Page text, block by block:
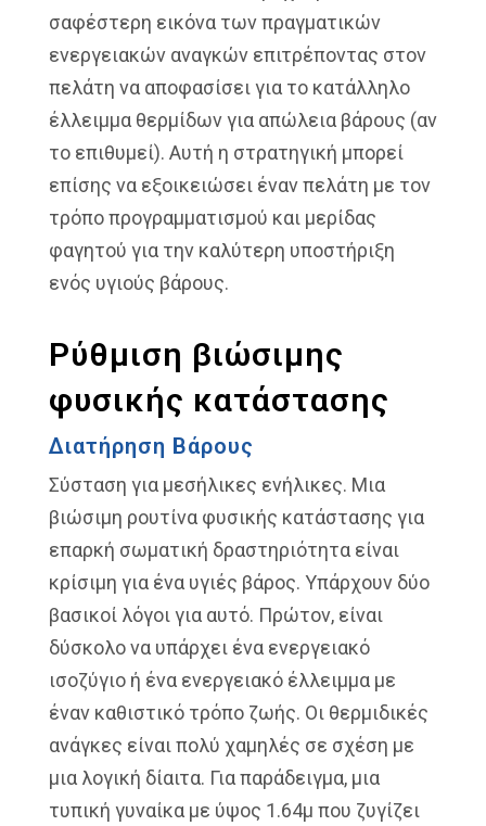
σαφέστερη εικόνα των πραγματικών
ενεργειακών αναγκών επιτρέποντας στον
πελάτη να αποφασίσει για το κατάλληλο
έλλειμμα θερμίδων για απώλεια βάρους (αν
το επιθυμεί). Αυτή η στρατηγική μπορεί
επίσης να εξοικειώσει έναν πελάτη με τον
τρόπο προγραμματισμού και μερίδας
φαγητού για την καλύτερη υποστήριξη
ενός υγιούς βάρους.
Ρύθμιση βιώσιμης
φυσικής κατάστασης
Διατήρηση Βάρους
Σύσταση για μεσήλικες ενήλικες. Μια
βιώσιμη ρουτίνα φυσικής κατάστασης για
επαρκή σωματική δραστηριότητα είναι
κρίσιμη για ένα υγιές βάρος. Υπάρχουν δύο
βασικοί λόγοι για αυτό. Πρώτον, είναι
δύσκολο να υπάρχει ένα ενεργειακό
ισοζύγιο ή ένα ενεργειακό έλλειμμα με
έναν καθιστικό τρόπο ζωής. Οι θερμιδικές
ανάγκες είναι πολύ χαμηλές σε σχέση με
μια λογική δίαιτα. Για παράδειγμα, μια
τυπική γυναίκα με ύψος 1.64μ που ζυγίζει